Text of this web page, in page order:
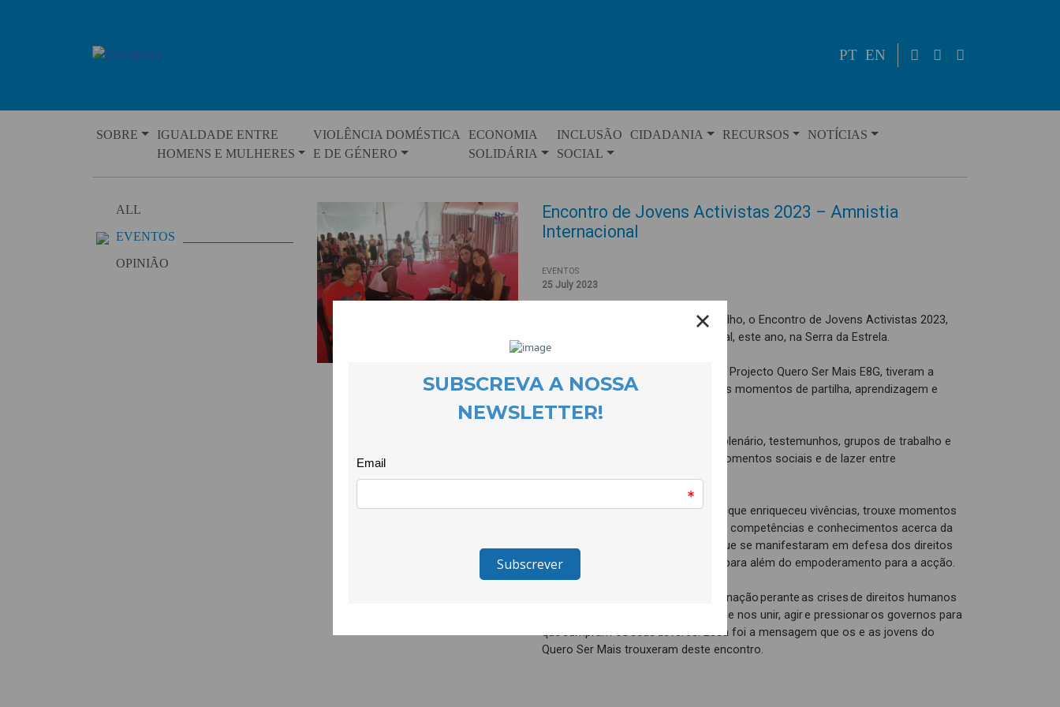
PT EN
SOBRE
IGUALDADE ENTRE
HOMENS E MULHERES
VIOLÊNCIA DOMÉSTICA
E DE GÉNERO
ECONOMIA
SOLIDÁRIA
INCLUSÃO
SOCIAL
CIDADANIA RECURSOS NOTÍCIAS
ALL
EVENTOS
OPINIÃO
Encontro de Jovens Activistas 2023 – Amnistia
Internacional
EVENTOS
25 July 2023
Ocorreu entre os dias 12 e 16 de Julho, o Encontro de Jovens Activistas 2023,
realizado pela Amnistia Internacional, este ano, na Serra da Estrela.
Durante estes cinco dias, jovens do Projecto Quero Ser Mais E8G, tiveram a
oportunidade de participar em vários momentos de partilha, aprendizagem e
activismo pelos direitos humanos.
O programa incluiu momentos em plenário, testemunhos, grupos de trabalho e
sessões paralelas, mas também momentos sociais e de lazer entre
participantes.
Sem dúvida, uma experiência única, que enriqueceu vivências, trouxe momentos
muito positivos, como o reforço de competências e conhecimentos acerca da
repressão sentida pelas pessoas que se manifestaram em defesa dos direitos
humanos desde o Irão até Angola; para além do empoderamento para a acção.
Porque não basta mostrarmos indignação perante as crises de direitos humanos
que acontecem no mundo, temos de nos unir, agir e pressionar os governos para
que cumpram os seus deveres. Essa foi a mensagem que os e as jovens do
Quero Ser Mais trouxeram deste encontro.